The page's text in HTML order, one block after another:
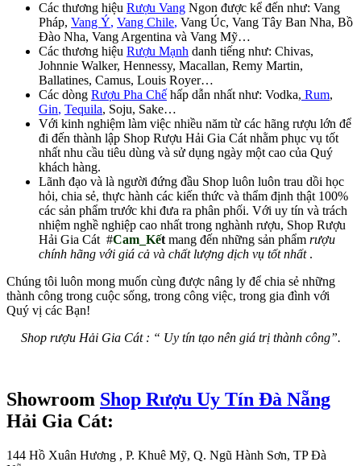
Các thương hiệu Rượu Vang Ngon được kể đến như: Vang
Pháp, Vang Ý, Vang Chile, Vang Úc, Vang Tây Ban Nha, Bồ
Đào Nha, Vang Argentina và Vang Mỹ…
Các thương hiệu Rượu Mạnh danh tiếng như: Chivas,
Johnnie Walker, Hennessy, Macallan, Remy Martin,
Ballatines, Camus, Louis Royer…
Các dòng Rượu Pha Chế hấp dẫn nhất như: Vodka, Rum,
Gin, Tequila, Soju, Sake…
Với kinh nghiệm làm việc nhiều năm từ các hãng rượu lớn để
đi đến thành lập Shop Rượu Hải Gia Cát nhằm phục vụ tốt
nhất nhu cầu tiêu dùng và sử dụng ngày một cao của Quý
khách hàng.
Lãnh đạo và là người đứng đầu Shop luôn luôn trau dồi học
hỏi, chia sẻ, thực hành các kiến thức và thẩm định thật 100%
các sản phẩm trước khi đưa ra phân phối. Với uy tín và trách
nhiệm nghề nghiệp cao nhất trong nghành rượu, Shop Rượu
Hải Gia Cát #Cam_Kết mang đến những sản phẩm rượu
chính hãng với giá cả và chất lượng dịch vụ tốt nhất.
Chúng tôi luôn mong muốn cùng được nâng ly để chia sẻ những
thành công trong cuộc sống, trong công việc, trong gia đình với
Quý vị các Bạn!
Shop rượu Hải Gia Cát : “ Uy tín tạo nên giá trị thành công”.
Showroom Shop Rượu Uy Tín Đà Nẵng
Hải Gia Cát:
144 Hồ Xuân Hương , P. Khuê Mỹ, Q. Ngũ Hành Sơn, TP Đà